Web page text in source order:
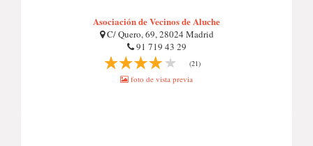
Asociación de Vecinos de Aluche
C/ Quero, 69, 28024 Madrid
91 719 43 29
(21)
foto de vista previa